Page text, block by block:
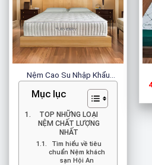
Nệm Cao Su Nhập Khẩu
Mục lục
TOP NHỮNG LOẠI
NỆM CHẤT LƯỢNG
NHẤT
Tìm hiểu về tiêu
chuẩn Nệm khách
sạn Hội An